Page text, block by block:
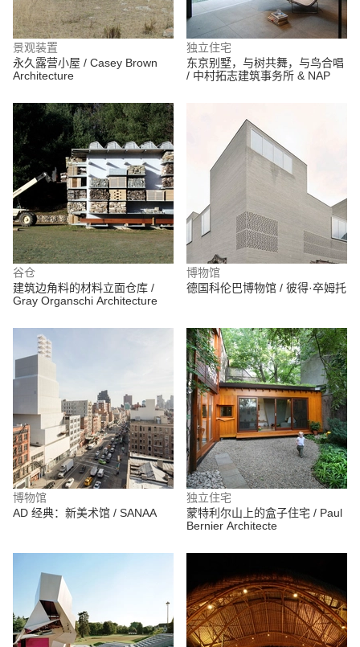
景观装置
永久露营小屋 / Casey Brown
Architecture
独立住宅
东京别墅，与树共舞，与鸟合唱
/ 中村拓志建筑事务所 & NAP
谷仓
建筑边角料的材料立面仓库 /
Gray Organschi Architecture
博物馆
德国科伦巴博物馆 / 彼得·卒姆托
博物馆
AD 经典：新美术馆 / SANAA
独立住宅
蒙特利尔山上的盒子住宅 / Paul
Bernier Architecte